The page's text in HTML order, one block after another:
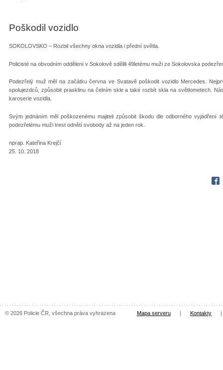
Poškodil vozidlo
SOKOLOVSKO – Rozbil všechny okna vozidla i přední světla.
Policisté na obvodním oddělení v Sokolově sdělili 49letému muži ze Sokolovska
Podezřelý muž měl na začátku června ve Svatavě poškodit vozidlo Mercedes.
spolujezdců, způsobit prasklinu na čelním skle a také rozbít skla na světlometech.
karoserie vozidla.
Svým jednáním měl poškozenému majiteli způsobit škodu dle odborného
podezřelému muži trest odnětí svobody až na jeden rok.
nprap. Kateřina Krejčí
25. 10. 2018
© 2026 Policie ČR, všechna práva vyhrazena Mapa serveru | Kontakty |